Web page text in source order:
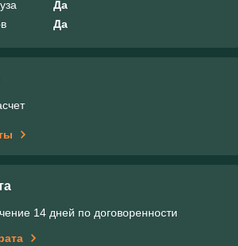
Да
Да
14 дней по договоренности